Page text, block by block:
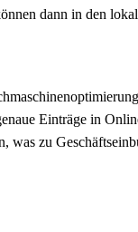
dann in den
Einträge in
was zu